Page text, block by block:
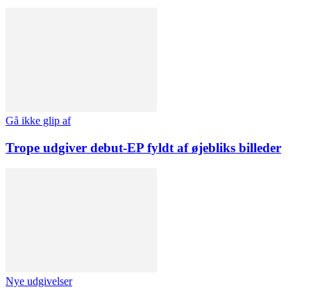
Gå ikke glip af
Trope udgiver debut-EP fyldt af øjebliks billeder
Nye udgivelser